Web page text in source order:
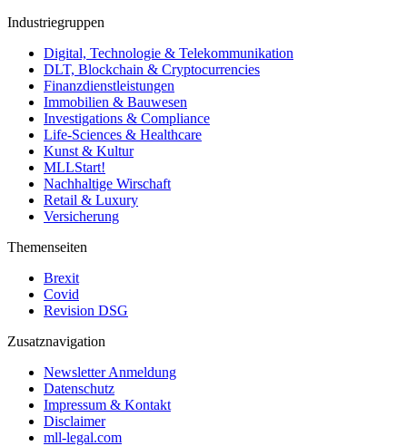
Industriegruppen
Digital, Technologie & Telekommunikation
DLT, Blockchain & Cryptocurrencies
Finanzdienstleistungen
Immobilien & Bauwesen
Investigations & Compliance
Life-Sciences & Healthcare
Kunst & Kultur
MLLStart!
Nachhaltige Wirschaft
Retail & Luxury
Versicherung
Themenseiten
Brexit
Covid
Revision DSG
Zusatznavigation
Newsletter Anmeldung
Datenschutz
Impressum & Kontakt
Disclaimer
mll-legal.com